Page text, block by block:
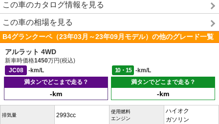
この車のカタログ情報を見る
この車の相場を見る
B4グランクーペ（23年03月～23年09月モデル）の他のグレード一覧
アルラット 4WD
新車時価格1450万円(税込)
JC08
-km/L 10・15
-km/L
満タンでどこまで走る？
-km
満タンでどこまで走る？
-km
排気量 2993cc
使用燃料
エンジン
ハイオク
ガソリン